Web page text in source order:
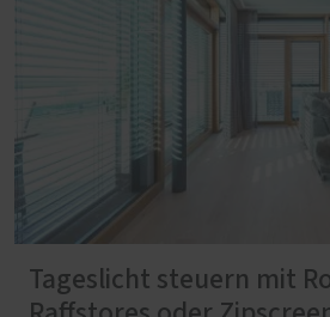
Tageslicht steuern mit